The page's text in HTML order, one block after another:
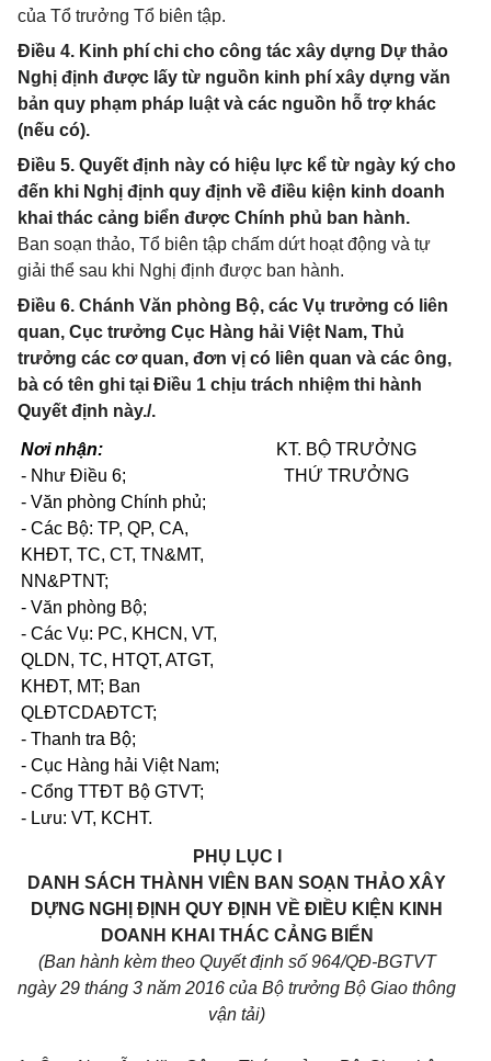
của Tổ trưởng Tổ biên tập.
Điều 4. Kinh phí chi cho công tác xây dựng Dự thảo
Nghị định được lấy từ nguồn kinh phí xây dựng văn
bản quy phạm pháp luật và các nguồn hỗ trợ khác
(nếu có).
Điều 5. Quyết định này có hiệu lực kể từ ngày ký cho
đến khi Nghị định quy định về điều kiện kinh doanh
khai thác cảng biển được Chính phủ ban hành.
Ban soạn thảo, Tổ biên tập chấm dứt hoạt động và tự
giải thể sau khi Nghị định được ban hành.
Điều 6. Chánh Văn phòng Bộ, các Vụ trưởng có liên
quan, Cục trưởng Cục Hàng hải Việt Nam, Thủ
trưởng các cơ quan, đơn vị có liên quan và các ông,
bà có tên ghi tại Điều 1 chịu trách nhiệm thi hành
Quyết định này./.
Nơi nhận:
- Như Điều 6;
- Văn phòng Chính phủ;
- Các Bộ: TP, QP, CA,
KHĐT, TC, CT, TN&MT,
NN&PTNT;
- Văn phòng Bộ;
- Các Vụ: PC, KHCN, VT,
QLDN, TC, HTQT, ATGT,
KHĐT, MT; Ban
QLĐTCDAĐTCT;
- Thanh tra Bộ;
- Cục Hàng hải Việt Nam;
- Cổng TTĐT Bộ GTVT;
- Lưu: VT, KCHT.
KT. BỘ TRƯỞNG
THỨ TRƯỞNG
PHỤ LỤC I
DANH SÁCH THÀNH VIÊN BAN SOẠN THẢO XÂY
DỰNG NGHỊ ĐỊNH QUY ĐỊNH VỀ ĐIỀU KIỆN KINH
DOANH KHAI THÁC CẢNG BIỂN
(Ban hành kèm theo Quyết định số 964/QĐ-BGTVT
ngày 29 tháng 3 năm 2016 của Bộ trưởng Bộ Giao thông
vận tải)